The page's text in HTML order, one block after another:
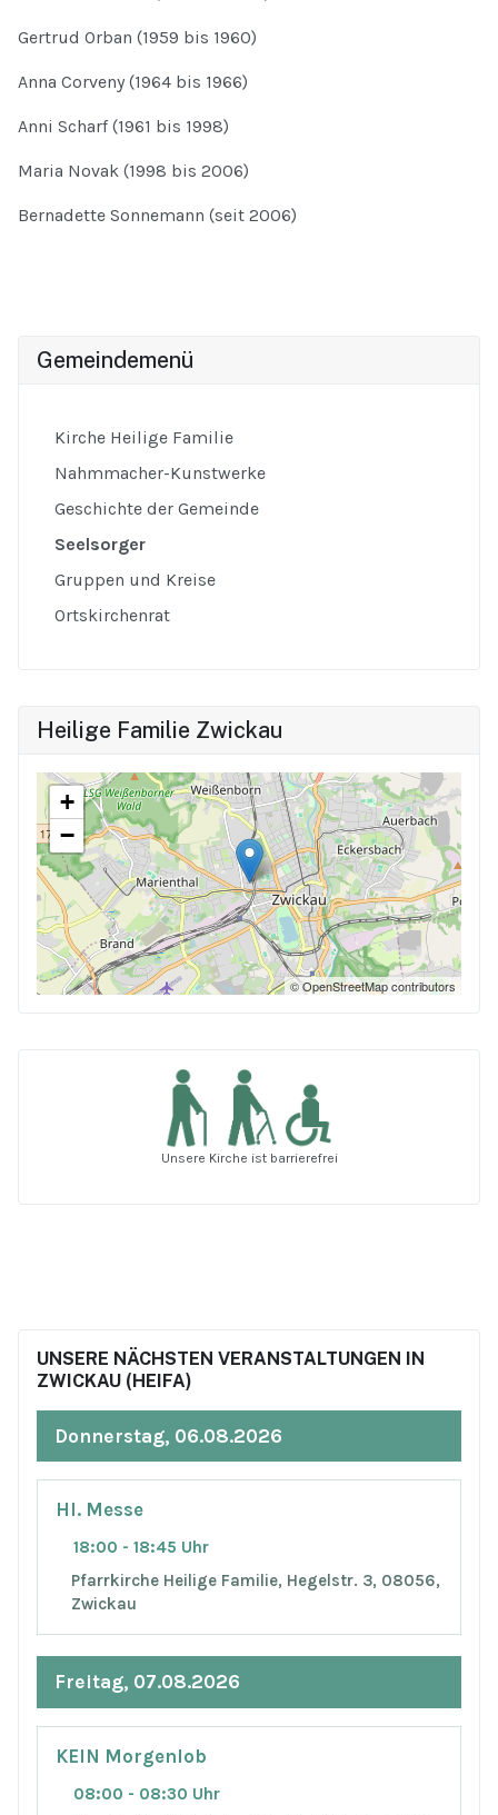
Gertrud Orban (1959 bis 1960)
Anna Corveny (1964 bis 1966)
Anni Scharf (1961 bis 1998)
Maria Novak (1998 bis 2006)
Bernadette Sonnemann (seit 2006)
Gemeindemenü
Kirche Heilige Familie
Nahmmacher-Kunstwerke
Geschichte der Gemeinde
Seelsorger
Gruppen und Kreise
Ortskirchenrat
Heilige Familie Zwickau
+
−
© OpenStreetMap contributors
Unsere Kirche ist barrierefrei
UNSERE NÄCHSTEN VERANSTALTUNGEN IN
ZWICKAU (HEIFA)
Donnerstag, 06.08.2026
Hl. Messe
18:00 - 18:45 Uhr
Pfarrkirche Heilige Familie, Hegelstr. 3, 08056,
Zwickau
Freitag, 07.08.2026
KEIN Morgenlob
08:00 - 08:30 Uhr